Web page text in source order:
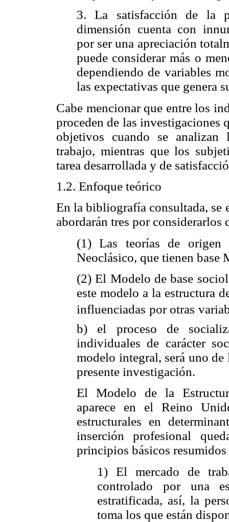
3. La satisfacción de la
dimensión cuenta con
por ser una apreciación
puede considerar más o
dependiendo de variables
las expectativas que genera
Cabe mencionar que entre los
proceden de las investigaciones
objetivos cuando se analizan
trabajo, mientras que los
tarea desarrollada y de
1.2. Enfoque teórico
En la bibliografía consultada, se
abordarán tres por considerarlos
(1) Las teorías de origen
Neoclásico, que tienen base
(2) El Modelo de base
este modelo a la estructura
influenciadas por otras
b) el proceso de
individuales de carácter
modelo integral, será uno
presente investigación.
El Modelo de la
aparece en el Reino
estructurales en
inserción profesional
principios básicos
1) El mercado de
controlado por una
estratificada, así, la
toma los que están